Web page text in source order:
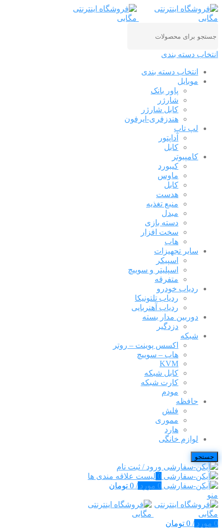
انتخاب دسته بندی
انتخاب دسته بندی
موبایل
پاور بانک
شارژر
کابل شارژر
هندزفری-ایرفون
لپ تاپ
آداپتور
کابل
کامپیوتر
کیبورد
ماوس
کابل
هدست
منبع تغذیه
مبدل
دسته بازی
سخت افزار
هاب
سایر تجهیزات
اسپیکر
اسپلیتر و سوییچ
متفرقه
ردیاب خودرو
ردیاب تلتونیکا
ردیاب آهنربایی
دوربین مدار بسته
دزدگیر
شبکه
اکسس پوینت – روتر
هاب – سوییچ
KVM
کابل شبکه
کارت شبکه
مودم
حافظه
فلش
مموری
هارد
لوازم خانگی
جستجو
ورود / ثبت نام
0 لیست علاقه مندی ها
0 مورد /
0 تومان
منو
0 مورد /
0 تومان